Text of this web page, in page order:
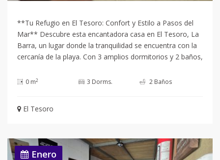
**Tu Refugio en El Tesoro: Confort y Estilo a Pasos del
Mar** Descubre esta encantadora casa en El Tesoro, La
Barra, un lugar donde la tranquilidad se encuentra con la
cercanía de la playa. Con 3 amplios dormitorios y 2 baños,
amigos. Las 2 suites ofrecen privacidad y comodidad,
electrodomésticos modernos como microondas,
living-comedor, luminoso y acogedor, invita a relajarse y
0 m2 3 Dorms. 2 Baños
El Tesoro
Enero